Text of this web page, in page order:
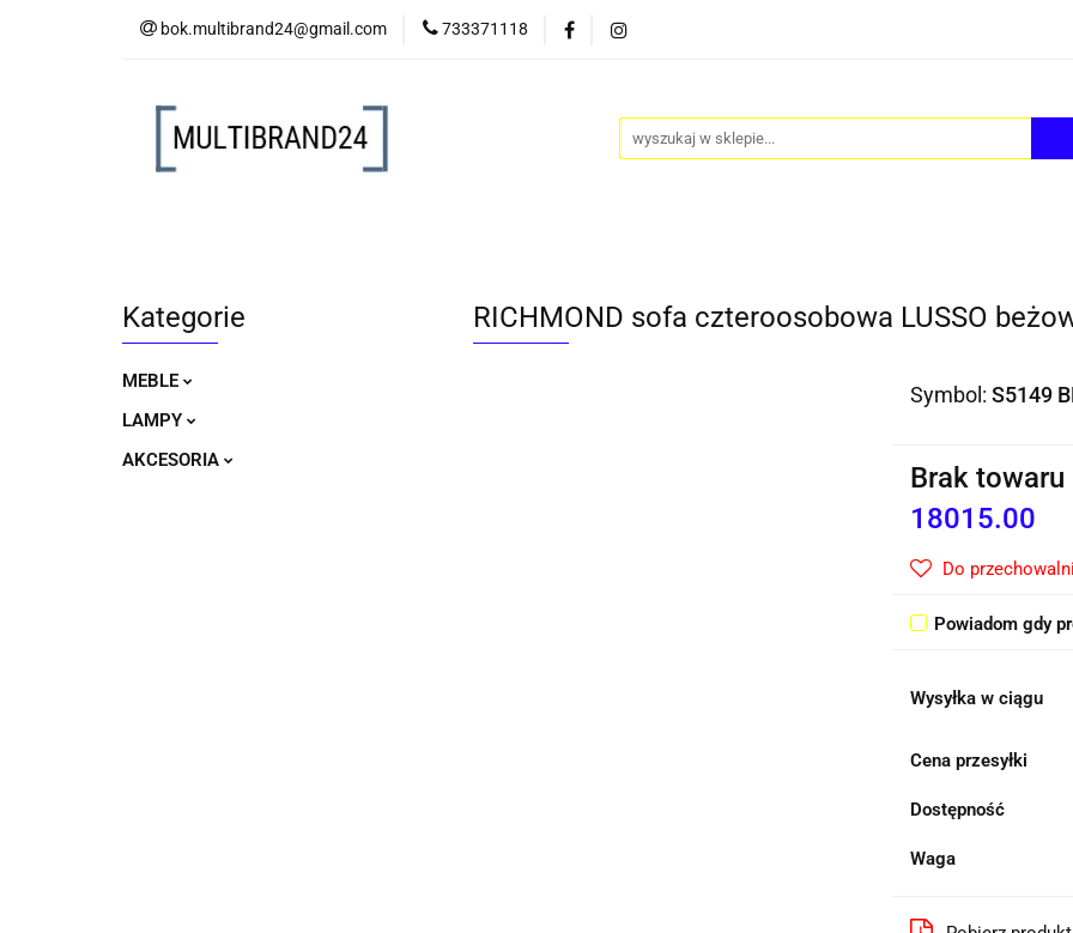
bok.multibrand24@gmail.com 733371118
MEBLE LAMPY AKCESORIA
Kategorie
MEBLE
LAMPY
AKCESORIA
RICHMOND sofa czteroosobowa LUSSO
Symbol:S5149
Brak towaru
18015.00
Do przechowalni
Powiadom gdy
Wysyłka w ciągu
Cena przesyłki
Dostępność
Waga